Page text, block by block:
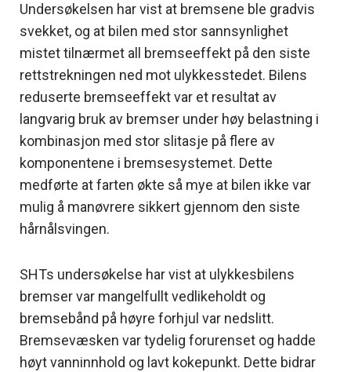
Undersøkelsen har vist at bremsene ble gradvis
svekket, og at bilen med stor sannsynlighet
mistet tilnærmet all bremseeffekt på den siste
rettstrekningen ned mot ulykkesstedet. Bilens
reduserte bremseeffekt var et resultat av
langvarig bruk av bremser under høy belastning i
kombinasjon med stor slitasje på flere av
komponentene i bremsesystemet. Dette
medførte at farten økte så mye at bilen ikke var
mulig å manøvrere sikkert gjennom den siste
hårnålsvingen.
SHTs undersøkelse har vist at ulykkesbilens
bremser var mangelfullt vedlikeholdt og
bremsebånd på høyre forhjul var nedslitt.
Bremsevæsken var tydelig forurenset og hadde
høyt vanninnhold og lavt kokepunkt. Dette bidrar